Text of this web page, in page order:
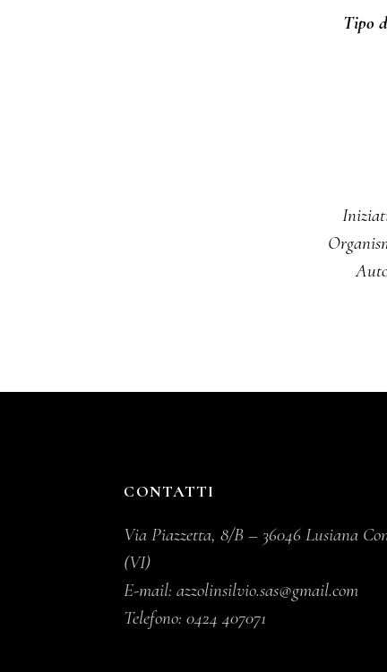
Tipo
CONTATTI
Via Piazzetta, 8/B – 36046 Lusiana
(VI)
E-mail:azzolinsilvio.sas@gmail.com
Telefono:0424 407071